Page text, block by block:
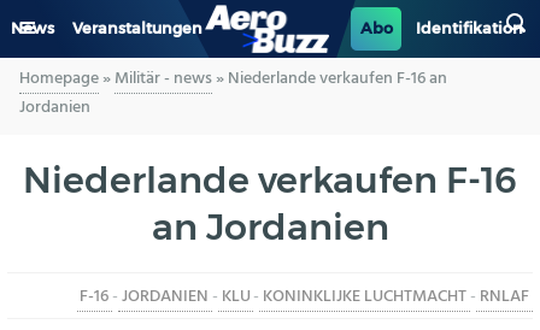
News Veranstaltungen Abo Identifikation
GENERAL AVIATION
Homepage»Militär - news»Niederlande verkaufen F-16 an
Jordanien
Niederlande verkaufen F-16
an Jordanien
F-16-JORDANIEN - KLU- KONINKLIJKE LUCHTMACHT- RNLAF